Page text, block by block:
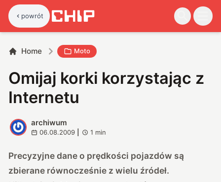
powrót
Home Moto
Omijaj korki korzystając z
Internetu
A
archiwum
06.08.2009 1 min
Precyzyjne dane o prędkości pojazdów są
zbierane równocześnie z wielu źródeł.